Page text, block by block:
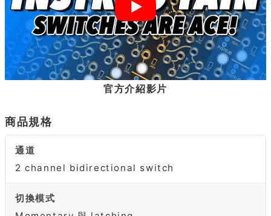
官方介紹影片
商品規格
通道
2 channel bidirectional switch
切換模式